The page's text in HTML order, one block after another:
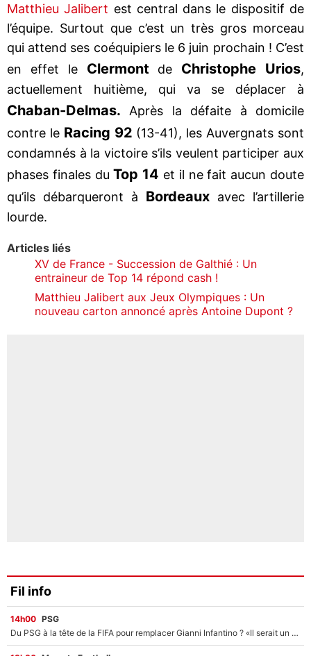
Matthieu Jalibert est central dans le dispositif de
l’équipe. Surtout que c’est un très gros morceau
qui attend ses coéquipiers le 6 juin prochain ! C’est
en effet le Clermont de Christophe Urios,
actuellement huitième, qui va se déplacer à
Chaban-Delmas. Après la défaite à domicile
contre le Racing 92 (13-41), les Auvergnats sont
condamnés à la victoire s’ils veulent participer aux
phases finales duTop 14 et il ne fait aucun doute
qu’ils débarqueront à Bordeaux avec l’artillerie
lourde.
Articles liés
XV de France - Succession de Galthié : Un
entraineur de Top 14 répond cash !
Matthieu Jalibert aux Jeux Olympiques : Un
nouveau carton annoncé après Antoine Dupont ?
Fil info
14h00 PSG
Du PSG à la tête de la FIFA pour remplacer Gianni Infantino ? «Il serait un mauvais président», le patron de la Liga s'attaque à Nasser Al-Khelaïfi !